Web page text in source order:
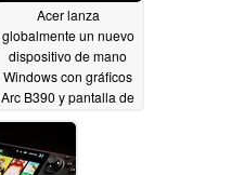
Acer lanza
globalmente un nuevo
dispositivo de mano
Windows con gráficos
Arc B390 y pantalla de
05/28/2026